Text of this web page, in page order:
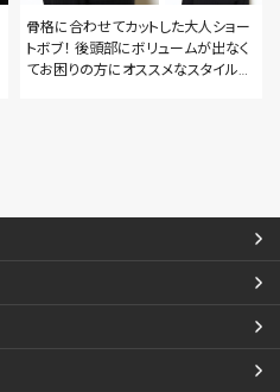
骨格に合わせてカットした大人ショー
トボブ！ 後頭部にボリュームが出なく
てお困りの方にオススメなスタイルで